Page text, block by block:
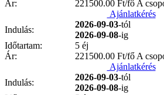
Ár: 221500.00 Ft/fő A
Ajánlatkérés
Indulás:
2026-09-03-tól
2026-09-08-ig
Időtartam:
5 éj
Ár:
221500.00 Ft/fő A
Ajánlatkérés
Indulás:
2026-09-03-tól
2026-09-08-ig